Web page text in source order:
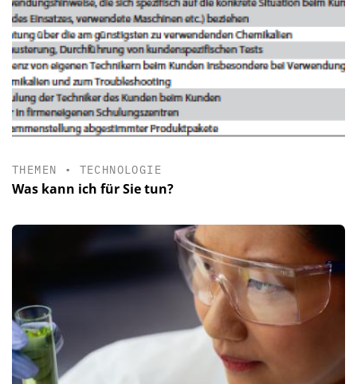
THEMEN • TECHNOLOGIE
Was kann ich für Sie tun?